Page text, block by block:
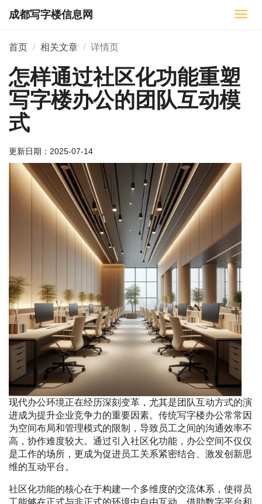
切
成都写字楼信息网
首页 相关文章 详情页
怎样通过社区化功能重塑
写字楼办公的团队互动模
式
更新日期： 2025-07-14
现代办公环境正在经历深刻变革，尤其是团队互动方式的演
进成为提升企业竞争力的重要因素。传统写字楼办公常常因
为空间布局和管理模式的限制，导致员工之间的沟通效率不
高，协作难度较大。通过引入社区化功能，办公空间不仅仅
是工作的场所，更成为促进员工关系紧密结合、激发创新思
维的互动平台。
社区化功能的核心在于构建一个多维度的交流体系，使得员